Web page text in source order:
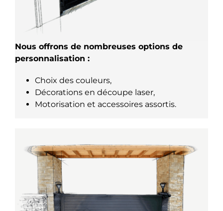
Nous offrons de nombreuses options de
personnalisation :
Choix des couleurs,
Décorations en découpe laser,
Motorisation et accessoires assortis.